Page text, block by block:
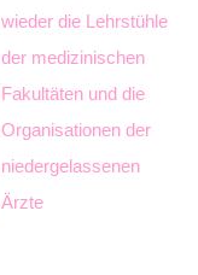
wieder die Lehrstühle
der medizi­nischen
Fakultäten und die
Orga­nisationen der
niedergelassenen
Ärzte